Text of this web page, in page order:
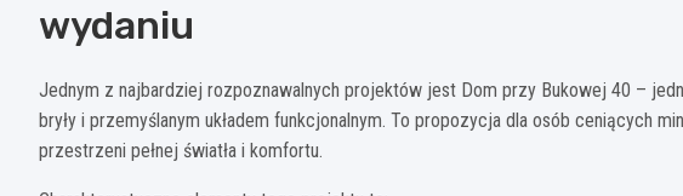
wydaniu
Jednym z najbardziej rozpoznawalnych projektów jest Dom przy Bukowej 40 –
bryły i przemyślanym układem funkcjonalnym. To propozycja dla osób ceniących
przestrzeni pełnej światła i komfortu.